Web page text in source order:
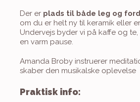
Der er plads til både leg og
om du er helt ny til keramik eller
Undervejs byder vi på kaffe og
en varm pause.
Amanda Broby instruerer
skaber den musikalske oplevelse
Praktisk info: